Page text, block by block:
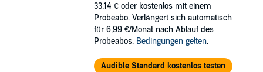
33,14 € oder kostenlos mit einem
Probeabo. Verlängert sich automatisch
für 6,99 €/Monat nach Ablauf des
Probeabos. Bedingungen gelten.
Audible Standard kostenlos testen